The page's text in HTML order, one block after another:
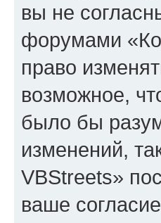
вы не
форумами
право
возможное,
было бы
изменений,
VBStreets»
ваше